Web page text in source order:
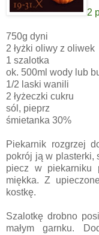
2
750g dyni
2 łyżki oliwy z oliwek
1 szalotka
ok. 500ml wody lub
1/2 laski wanili
2 łyżeczki cukru
sól, pieprz
śmietanka 30%
Piekarnik rozgrzej
pokrój ją w plasterki,
piecz w piekarniku
miękka. Z
kostkę.
Szalotkę drobno
małym garnku.